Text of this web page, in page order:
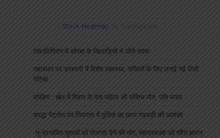
Stock Heatmap by TradingView
पावरलिफ्टिंग में कोरबा के खिलाड़ियों ने जीते पदक
रक्षाबंधन पर डाकघरों में विशेष व्यवस्था, राखियों के लिए लगाई गई पीली
पेटियां
ब्रेकिंग : खेत में विवाद के बाद महिला की संदिग्ध मौत, पति फरार
श्रद्धा पेट्रोल पंप तिवारता में पुलिस का छापा गड़बड़ी की आशंका
भू-प्रभावित युवाओं को रोजगार देने की मांग, महाप्रबंधक को सौंपा ज्ञापन